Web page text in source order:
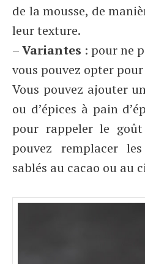
de la mousse, de
leur texture.
–Variantes : pour ne
vous pouvez opter
Vous pouvez ajouter
ou d’épices à pain
pour rappeler le goût
pouvez remplacer
sablés au cacao ou au